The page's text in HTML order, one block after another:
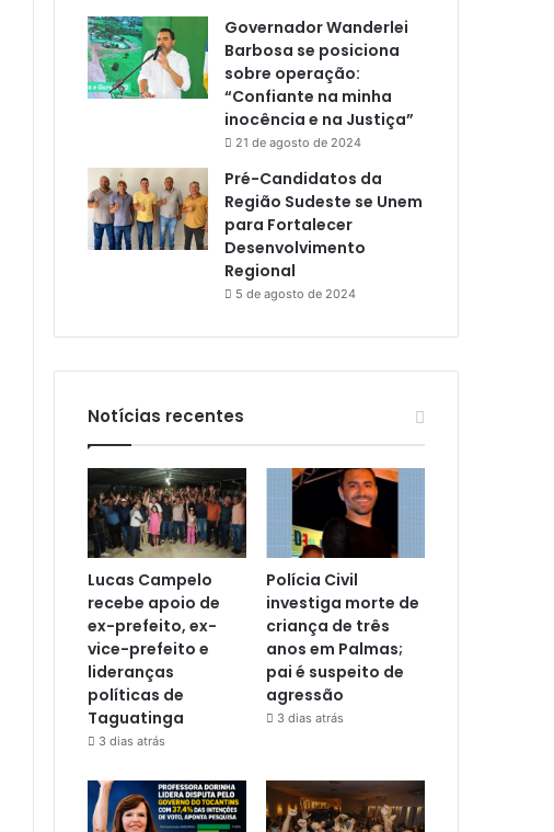
Governador Wanderlei
Barbosa se posiciona
sobre operação:
“Confiante na minha
inocência e na Justiça”
21 de agosto de 2024
Pré-Candidatos da
Região Sudeste se Unem
para Fortalecer
Desenvolvimento
Regional
5 de agosto de 2024
Notícias recentes
Lucas Campelo
recebe apoio de
ex-prefeito, ex-
vice-prefeito e
lideranças
políticas de
Taguatinga
3 dias atrás
Polícia Civil
investiga morte de
criança de três
anos em Palmas;
pai é suspeito de
agressão
3 dias atrás